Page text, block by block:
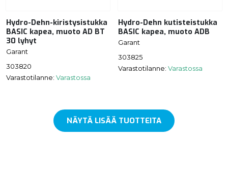
Hydro-Dehn-kiristysistukka
BASIC kapea, muoto AD BT
30 lyhyt
Garant
303820
Varastotilanne: Varastossa
Hydro-Dehn kutisteistukka
BASIC kapea, muoto ADB
Garant
303825
Varastotilanne: Varastossa
NÄYTÄ LISÄÄ TUOTTEITA